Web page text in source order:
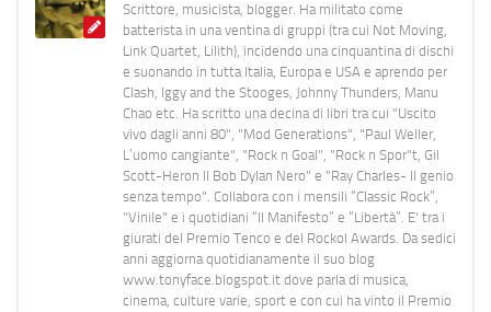
Scrittore, musicista, blogger. Ha militato come
batterista in una ventina di gruppi (tra cui Not Moving,
Link Quartet, Lilith), incidendo una cinquantina di dischi
e suonando in tutta Italia, Europa e USA e aprendo per
Clash, Iggy and the Stooges, Johnny Thunders, Manu
Chao etc. Ha scritto una decina di libri tra cui "Uscito
vivo dagli anni 80", "Mod Generations", "Paul Weller,
L’uomo cangiante", "Rock n Goal", "Rock n Spor"t, Gil
Scott-Heron Il Bob Dylan Nero" e "Ray Charles- Il genio
senza tempo". Collabora con i mensili “Classic Rock”,
"Vinile" e i quotidiani “Il Manifesto” e “Libertà”. E' tra i
giurati del Premio Tenco e del Rockol Awards. Da sedici
anni aggiorna quotidianamente il suo blog
www.tonyface.blogspot.it dove parla di musica,
cinema, culture varie, sport e con cui ha vinto il Premio